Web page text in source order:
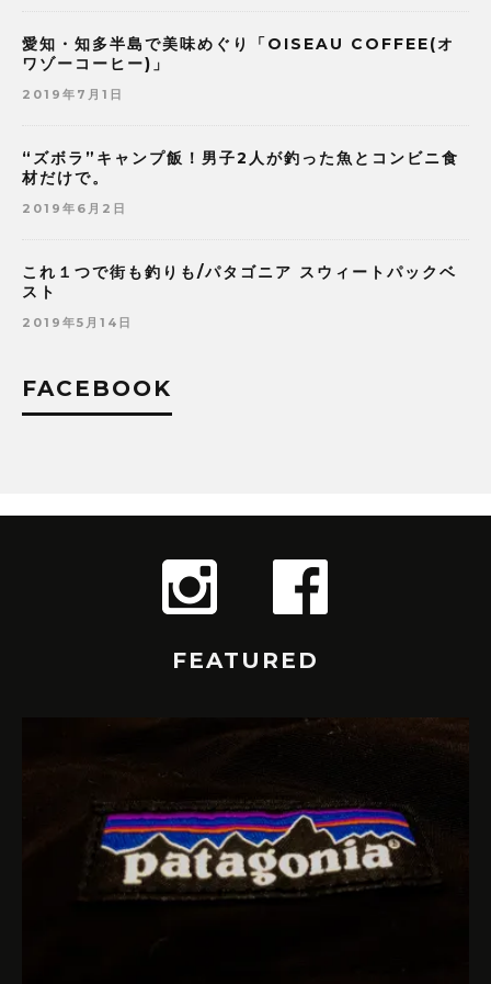
愛知・知多半島で美味めぐり「OISEAU COFFEE(オ
ワゾーコーヒー)」
2019年7月1日
“ズボラ”キャンプ飯！男子2人が釣った魚とコンビニ食
材だけで。
2019年6月2日
これ１つで街も釣りも/パタゴニア スウィートパックベ
スト
2019年5月14日
FACEBOOK
FEATURED